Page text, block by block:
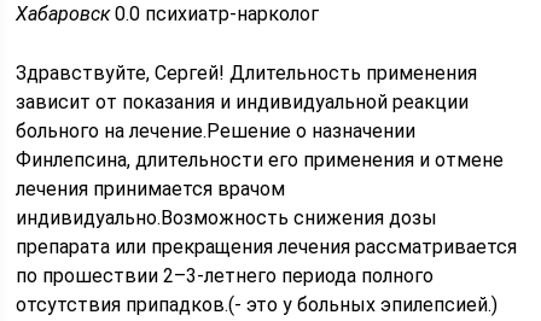
Хабаровск0.0 психиатр-нарколог
Здравствуйте, Сергей! Длительность применения
зависит от показания и индивидуальной реакции
больного на лечение.Решение о назначении
Финлепсина, длительности его применения и отмене
лечения принимается врачом
индивидуально.Возможность снижения дозы
препарата или прекращения лечения рассматривается
по прошествии 2–3-летнего периода полного
отсутствия припадков.(- это у больных эпилепсией.)